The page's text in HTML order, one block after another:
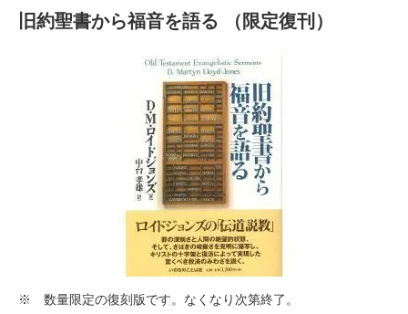
旧約聖書から福音を語る （限定復刊）
※ 数量限定の復刻版です。なくなり次第終了。